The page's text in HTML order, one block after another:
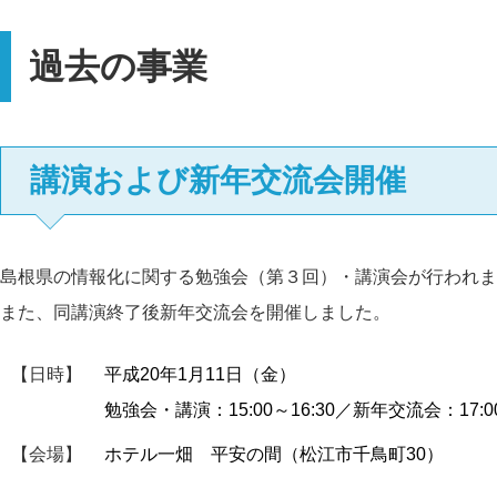
過去の事業
講演および新年交流会開催
島根県の情報化に関する勉強会（第３回）・講演会が行われ
また、同講演終了後新年交流会を開催しました。
【日時】
平成20年1月11日（金）
勉強会・講演：15:00～16:30／新年交流会：
【会場】 ホテル一畑 平安の間（松江市千鳥町30）